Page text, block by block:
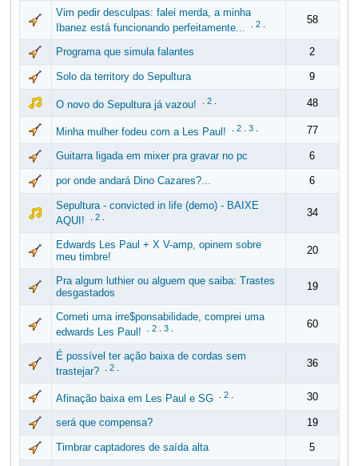
Vim pedir desculpas: falei merda, a minha
Ibanez está funcionando perfeitamente...
2. 58
Programa que simula falantes 2
Solo da territory do Sepultura 9
O novo do Sepultura já vazou! 2. 48
Minha mulher fodeu com a Les Paul! 2. 3. 77
Guitarra ligada em mixer pra gravar no pc 6
por onde andará Dino Cazares?... 6
Sepultura - convicted in life (demo) - BAIXE
AQUI!
2. 34
Edwards Les Paul + X V-amp, opinem sobre
meu timbre!
20
Pra algum luthier ou alguem que saiba: Trastes
desgastados
19
Cometi uma irre$ponsabilidade, comprei uma
edwards Les Paul!
2. 3. 60
É possível ter ação baixa de cordas sem
trastejar?
2. 36
Afinação baixa em Les Paul e SG 2. 30
será que compensa? 19
Timbrar captadores de saída alta 5